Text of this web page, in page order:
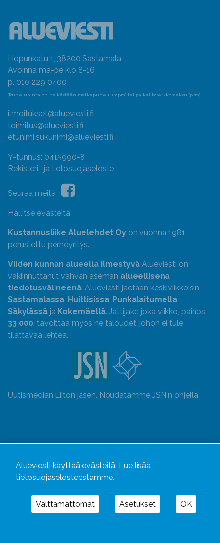
Hopunkatu 1, 38200 Sastamala
Avoinna ma-pe klo 8-16
p. 010 229 0400
(Puheluhinta on pelkästään matkapuhelu (mpm) tai paikallisverkkomaksu (pvm)
ilmoitukset@alueviesti.fi
toimitus@alueviesti.fi
etunimi.sukunimi@alueviesti.fi
Y-tunnus: 0415990-8
Rekisteri- ja tietosuojaseloste
Seuraa meitä
Hallitse evästeitä
Kustannusliike Aluelehdet Oy on vuonna 1981
perustettu perheyritys.
Viiden kunnan alueella ilmestyvä Alueviesti on
vakiinnuttanut vahvan aseman alueellisena
tiedotusvälineenä. Alueviesti jaetaan keskiviikkoisin
Sastamalassa, Huittisissa, Punkalaitumella,
Säkylässä ja Kokemäellä. Jättijako joka viikko, painos
33 000, tavoittaa myös ne taloudet, johon ei tule
tilattavaa lehteä.
Uutismedian Liiton jäsen. Noudatamme JSN:n ohjeita.
Alueviesti käyttää evästeitä: Lue lisää
tietosuojaselosteestamme.
Välttämättömät Asetukset OK